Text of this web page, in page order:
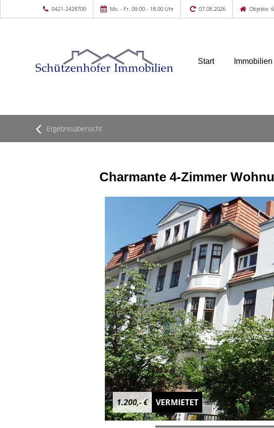
0421-2428700 Mo. - Fr. 09.00 - 18.00 Uhr 07.08.2026 Objekte:
Start Immobilien
Ergebnisübersicht
Charmante 4-Zimmer
1.200,- € VERMIETET